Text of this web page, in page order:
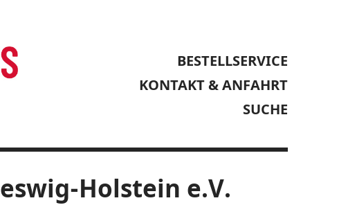
Holstein e.V.
BESTELLSERVICE
KONTAKT & ANFAHRT
SUCHE